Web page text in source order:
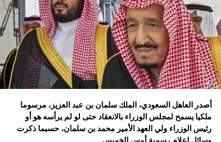
أصدر العاهل السعودي، الملك سلمان بن عبد العزيز، مرسوما
ملكيا يسمح لمجلس الوزراء بالانعقاد حتى لو لم يرأسه هو أو
رئيس الوزراء ولي العهد الأمير محمد بن سلمان، حسبما ذكرت